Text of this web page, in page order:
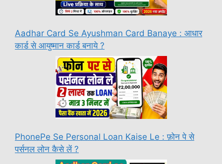
Aadhar Card Se Ayushman Card Banaye : आधार
कार्ड से आयुष्मान कार्ड बनाये ?
PhonePe Se Personal Loan Kaise Le : फ़ोन पे से
पर्सनल लोन कैसे लें ?